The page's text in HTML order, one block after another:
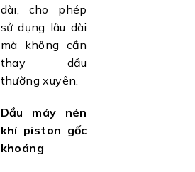
dài, cho phép
sử dụng lâu dài
mà không cần
thay dầu
thường xuyên.
Dầu máy nén
khí piston gốc
khoáng